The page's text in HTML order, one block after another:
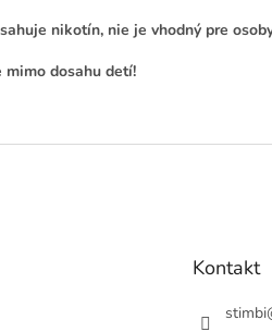
nikotín, nie je vhodný pre
mimo dosahu detí!
Kontakt
stimbi